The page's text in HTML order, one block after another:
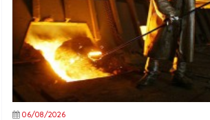
06/08/2026